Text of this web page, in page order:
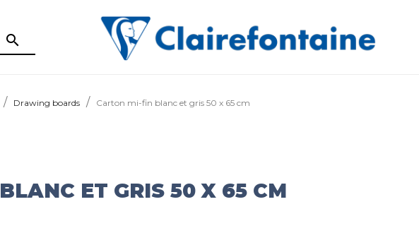
search
Drawing boards Carton mi-fin blanc et gris 50 x 65 cm
ET GRIS 50 X 65 CM